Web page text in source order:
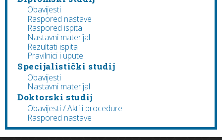
Obavijesti
Raspored nastave
Raspored ispita
Nastavni materijal
Rezultati ispita
Pravilnici i upute
Specijalistički studij
Obavijesti
Nastavni materijal
Doktorski studij
Obavijesti / Akti i procedure
Raspored nastave